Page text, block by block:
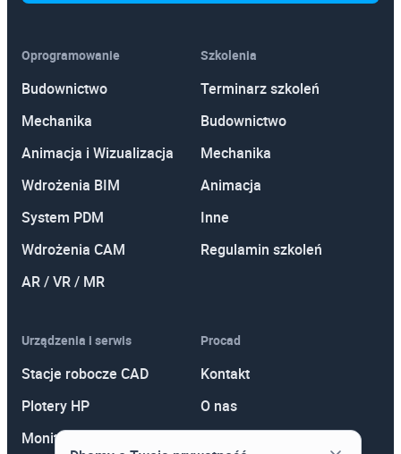
Oprogramowanie
Budownictwo
Mechanika
Animacja i Wizualizacja
Wdrożenia BIM
System PDM
Wdrożenia CAM
AR / VR / MR
Szkolenia
Terminarz szkoleń
Budownictwo
Mechanika
Animacja
Inne
Regulamin szkoleń
Urządzenia i serwis
Stacje robocze CAD
Plotery HP
Monitory
Procad
Kontakt
O nas